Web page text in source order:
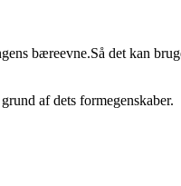
bæreevne.Så det kan
af dets formegenskaber.